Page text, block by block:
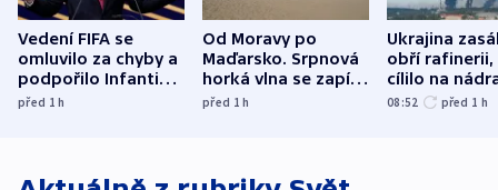
Vedení FIFA se
omluvilo za chyby a
podpořilo Infantina.
UEFA trvá na
před 1h
Od Moravy po
Maďarsko. Srpnová
horká vlna se zapíše
do dějin
před 1h
Ukrajina
obří rafinerii,
cílilo na
autobus
08:52 před 1 h